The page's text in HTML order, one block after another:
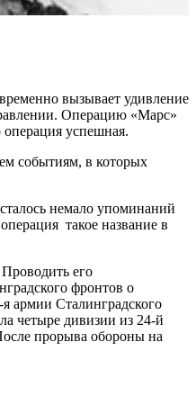
вызывает удивление
Операцию «Марс»
успешная.
событиям, в которых
немало упоминаний
такое название в
его
фронтов о
армии Сталинградского
четыре дивизии из 24-й
прорыва обороны на